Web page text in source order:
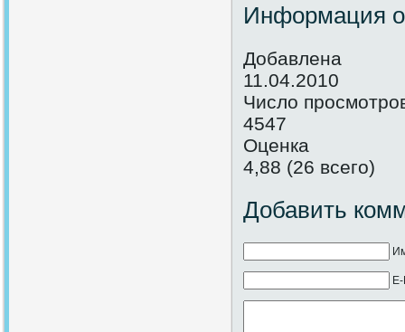
Информация
Добавлена
11.04.2010
Число
4547
Оценка
4,88 (26 всего)
Добавить